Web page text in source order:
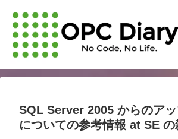
SQL Server 2005 からのア
についての参考情報 at SE の